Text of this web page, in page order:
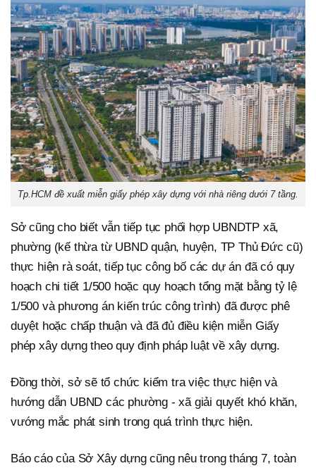
Tp.HCM đề xuất miễn giấy phép xây dựng với nhà riêng dưới 7 tầng.
Sở cũng cho biết vẫn tiếp tục phối hợp UBNDTP xã,
phường (kế thừa từ UBND quận, huyện, TP Thủ Đức cũ)
thực hiện rà soát, tiếp tục công bố các dự án đã có quy
hoạch chi tiết 1/500 hoặc quy hoạch tổng mặt bằng tỷ lệ
1/500 và phương án kiến trúc công trình) đã được phê
duyệt hoặc chấp thuận và đã đủ điều kiện miễn Giấy
phép xây dựng theo quy định pháp luật về xây dựng.
Đồng thời, sở sẽ tổ chức kiểm tra việc thực hiện và
hướng dẫn UBND các phường - xã giải quyết khó khăn,
vướng mắc phát sinh trong quá trình thực hiện.
Báo cáo của Sở Xây dựng cũng nêu trong tháng 7, toàn